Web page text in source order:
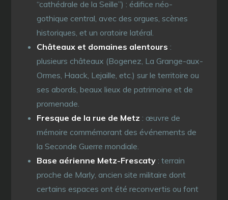
“cathédrale de la Seille”) : édifice néo-
gothique central, avec des orgues, scènes
historiques, et un oratoire latéral.
Châteaux et domaines alentours :
plusieurs châteaux (Bogenez, La Grange-aux-
Ormes, Haack, Lejaille, etc.) sur le territoire ou
ses abords, beaux lieux de patrimoine et de
promenade.
Fresque de la rue de Metz : œuvre de
mémoire commémorant des événements de
la Seconde Guerre mondiale.
Base aérienne Metz-Frescaty : terrain
proche de Marly, ancien site militaire dont
certains espaces ont été reconvertis ou font